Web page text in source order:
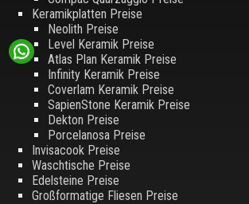
Keramikplatten Preise
Neolith Preise
Level Keramik Preise
Atlas Plan Keramik Preise
Infinity Keramik Preise
Coverlam Keramik Preise
SapienStone Keramik Preise
Dekton Preise
Porcelanosa Preise
Invisacook Preise
Waschtische Preise
Edelsteine Preise
Großformatige Fliesen Preise